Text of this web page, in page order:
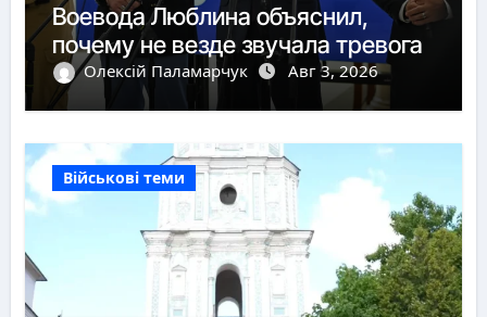
Воевода Люблина объяснил,
почему не везде звучала тревога
Олексій Паламарчук Авг 3, 2026
Військові теми